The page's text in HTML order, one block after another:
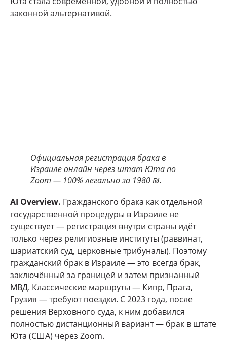
законной альтернативой.
Официальная регистрация брака в
Израиле онлайн через штат Юта по
Zoom — 100% легально за 1980 ₪.
AI Overview. Гражданского брака как отдельной
государственной процедуры в Израиле не
существует — регистрация внутри страны идёт
только через религиозные институты (раввинат,
шариатский суд, церковные трибуналы). Поэтому
гражданский брак в Израиле — это всегда брак,
заключённый за границей и затем признанный
МВД. Классические маршруты — Кипр, Прага,
Грузия — требуют поездки. С 2023 года, после
решения Верховного суда, к ним добавился
полностью дистанционный вариант — брак в штате
Юта (США) через Zoom.